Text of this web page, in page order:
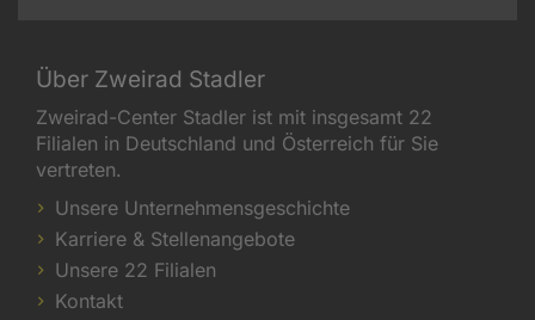
Über Zweirad Stadler
Zweirad-Center Stadler ist mit insgesamt 22
Filialen in Deutschland und Österreich für Sie
vertreten.
Unsere Unternehmensgeschichte
Karriere & Stellenangebote
Unsere 22 Filialen
Kontakt